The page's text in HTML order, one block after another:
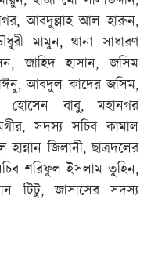
আবদুল্লাহ আল হারুন,
মামুন, থানা সাধারণ
জাহিদ হাসান, জসিম
আবদুল কাদের জসিম,
হোসেন বাবু, মহানগর
সদস্য সচিব কামাল
জিলানী, ছাত্রদলের
শরিফুল ইসলাম তুহিন,
টিটু, জাসাসের সদস্য